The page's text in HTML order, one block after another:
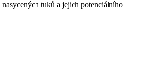
tuků a jejich potenciálního